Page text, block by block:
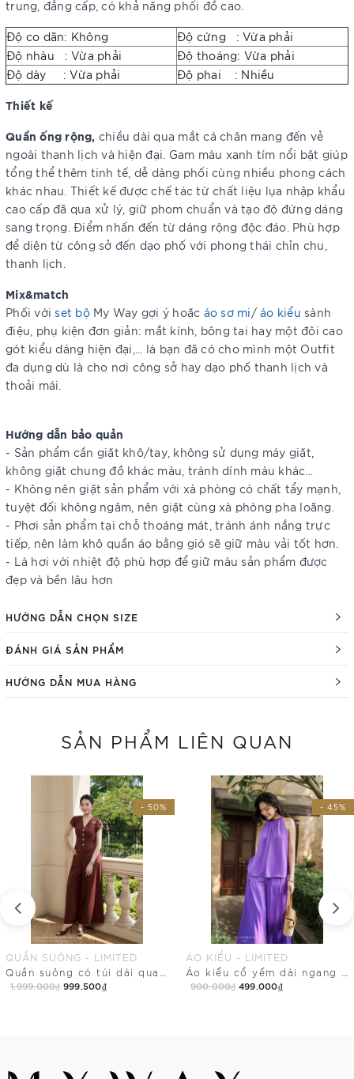
trung, đẳng cấp, có khả năng phối đồ cao.
Độ co dãn: Không
Độ cứng : Vừa phải
Độ nhàu : Vừa phải
Độ thoáng: Vừa phải
Độ dày : Vừa phải
Độ phai : Nhiều
Thiết kế
Quần ống rộng, chiều dài qua mắt cá chân mang đến vẻ
ngoài thanh lịch và hiện đại. Gam màu xanh tím nổi bật giúp
tổng thể thêm tinh tế, dễ dàng phối cùng nhiều phong cách
khác nhau. Thiết kế được chế tác từ chất liệu lụa nhập khẩu
cao cấp đã qua xử lý, giữ phom chuẩn và tạo độ đứng dáng
sang trọng. Điểm nhấn đến từ dáng rộng độc đáo. Phù hợp
để diện từ công sở đến dạo phố với phong thái chỉn chu,
thanh lịch.
Mix&match
Phối vớiset bộMy Way gợi ý hoặc áo sơ mi/ áo kiểu sành
điệu, phụ kiện đơn giản: mắt kính, bông tai hay một đôi cao
gót kiểu dáng hiện đại,... là bạn đã có cho mình một Outfit
đa dụng dù là cho nơi công sở hay dạo phố thanh lịch và
thoải mái.
Hướng dẫn bảo quản
- Sản phẩm cần giặt khô/tay, không sử dụng máy giặt,
không giặt chung đồ khác màu, tránh dính màu khác…
- Không nên giặt sản phẩm với xà phòng có chất tẩy mạnh,
tuyệt đối không ngâm, nên giặt cùng xà phòng pha loãng.
- Phơi sản phẩm tại chỗ thoáng mát, tránh ánh nắng trực
tiếp, nên làm khô quần áo bằng gió sẽ giữ màu vải tốt hơn.
- Là hơi với nhiệt độ phù hợp để giữ màu sản phẩm được
đẹp và bền lâu hơn
HƯỚNG DẪN CHỌN SIZE
ĐÁNH GIÁ SẢN PHẨM
HƯỚNG DẪN MUA HÀNG
SẢN PHẨM LIÊN QUAN
- 50%
QUẦN SUÔNG - LIMITED
1.999.000₫ 999.500₫
- 45%
ÁO KIỂU - LIMITED
900.000₫ 499.000₫